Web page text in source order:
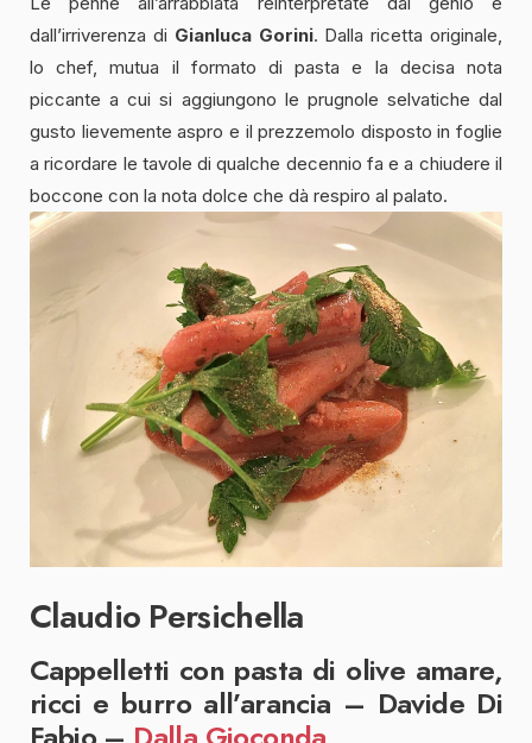
dall’irriverenza di Gianluca Gorini. Dalla ricetta originale,
lo chef, mutua il formato di pasta e la decisa nota
piccante a cui si aggiungono le prugnole selvatiche dal
gusto lievemente aspro e il prezzemolo disposto in foglie
a ricordare le tavole di qualche decennio fa e a chiudere il
boccone con la nota dolce che dà respiro al palato.
Claudio Persichella
Cappelletti con pasta di olive amare,
ricci e burro all’arancia – Davide Di